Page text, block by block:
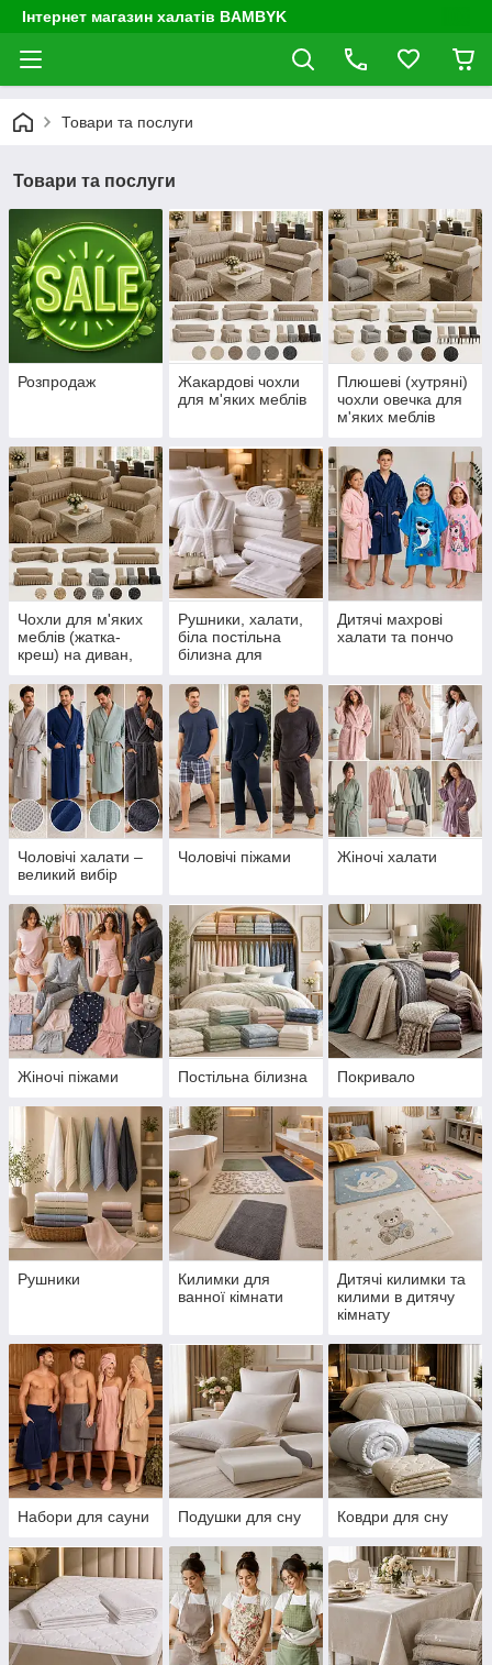
Інтернет магазин халатів BAMBYK
Товари та послуги
Товари та послуги
Розпродаж
Жакардові чохли
для м'яких меблів
Плюшеві (хутряні)
чохли овечка для
м'яких меблів
Чохли для м'яких
меблів (жатка-
креш) на диван,
Рушники, халати,
біла постільна
білизна для
СПА та саун
Дитячі махрові
халати та пончо
Чоловічі халати –
великий вибір
Чоловічі піжами Жіночі халати
Жіночі піжами Постільна білизна Покривало
Рушники
Килимки для
ванної кімнати
Дитячі килимки та
килими в дитячу
кімнату
Набори для сауни Подушки для сну Ковдри для сну